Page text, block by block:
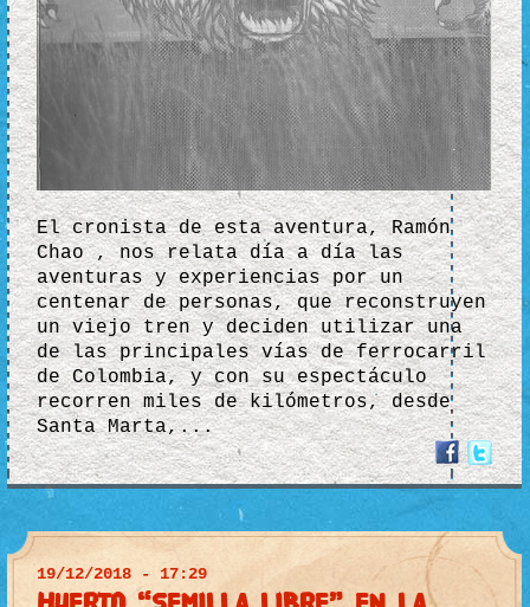
El cronista de esta aventura, Ramón
Chao , nos relata día a día las
aventuras y experiencias por un
centenar de personas, que reconstruyen
un viejo tren y deciden utilizar una
de las principales vías de ferrocarril
de Colombia, y con su espectáculo
recorren miles de kilómetros, desde
Santa Marta,...
19/12/2018 - 17:29